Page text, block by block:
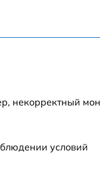
некорректный
условий